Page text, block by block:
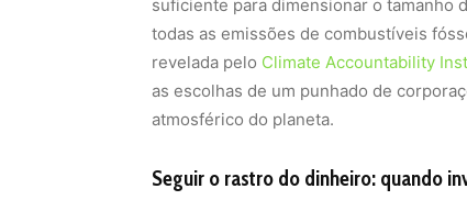
suficiente para dimensionar o tamanho
todas as emissões de combustíveis
revelada pelo Climate Accountability
as escolhas de um punhado de
atmosférico do planeta.
Seguir o rastro do dinheiro: quando